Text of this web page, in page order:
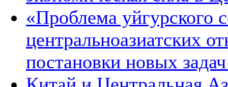
«Проблема уйгурского
центральноазиатских
постановки новых